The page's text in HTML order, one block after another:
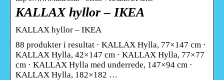
KALLAX hyllor – IKEA
KALLAX hyllor – IKEA
88 produkter i resultat · KALLAX Hylla, 77×147 cm ·
KALLAX Hylla, 42×147 cm · KALLAX Hylla, 77×77
cm · KALLAX Hylla med underrede, 147×94 cm ·
KALLAX Hylla, 182×182 …